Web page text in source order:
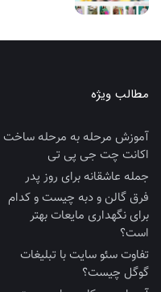
مطالب ویژه
آموزش مرحله به مرحله ساخت
اکانت چت جی پی تی
جمله عاشقانه برای روز پدر
فرق گالن و دبه چیست و کدام
برای نگهداری مایعات بهتر
است؟
تفاوت سئو سایت با تبلیغات
گوگل چیست؟